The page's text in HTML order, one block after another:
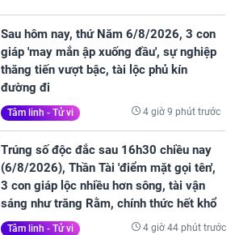
Sau hôm nay, thứ Năm 6/8/2026, 3 con
giáp 'may mắn ập xuống đầu', sự nghiệp
thăng tiến vượt bậc, tài lộc phủ kín
đường đi
Tâm linh - Tử vi 4 giờ 9 phút trước
Trúng số độc đắc sau 16h30 chiều nay
(6/8/2026), Thần Tài 'điểm mặt gọi tên',
3 con giáp lộc nhiều hơn sông, tài vận
sáng như trăng Rằm, chính thức hết khổ
Tâm linh - Tử vi 4 giờ 44 phút trước